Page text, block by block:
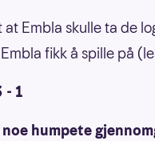
at Embla skulle ta de
fikk å spille på
- 1
humpete